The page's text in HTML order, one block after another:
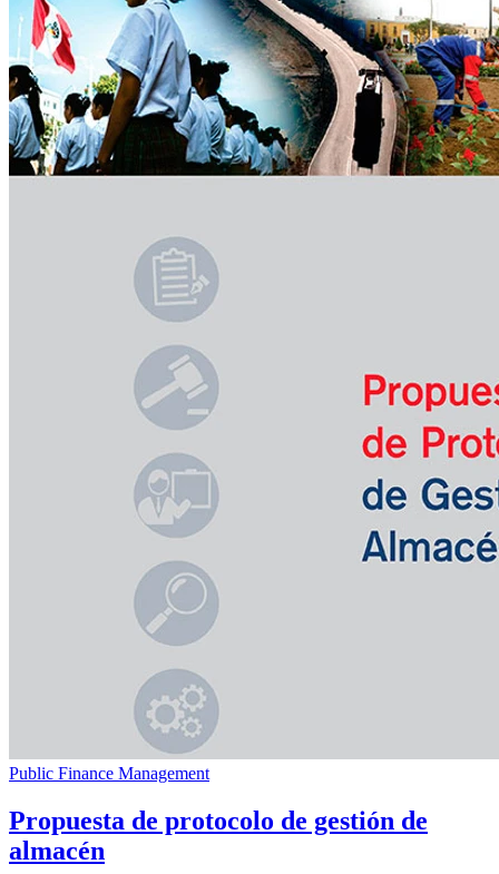
Public Finance Management
Propuesta de protocolo de gestión de
almacén